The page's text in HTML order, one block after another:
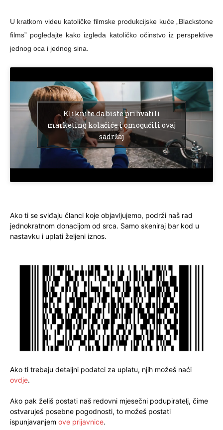
U kratkom videu katoličke filmske produkcijske kuće „Blackstone
films” pogledajte kako izgleda katoličko očinstvo iz perspektive
jednog oca i jednog sina.
Kliknite da biste prihvatili
marketing kolačiće i omogućili ovaj
sadržaj
Ako ti se sviđaju članci koje objavljujemo, podrži naš rad
jednokratnom donacijom od srca. Samo skeniraj bar kod u
nastavku i uplati željeni iznos.
Ako ti trebaju detaljni podatci za uplatu, njih možeš naći
ovdje.
Ako pak želiš postati naš redovni mjesečni podupiratelj, čime
ostvaruješ posebne pogodnosti, to možeš postati
ispunjavanjem ove prijavnice.